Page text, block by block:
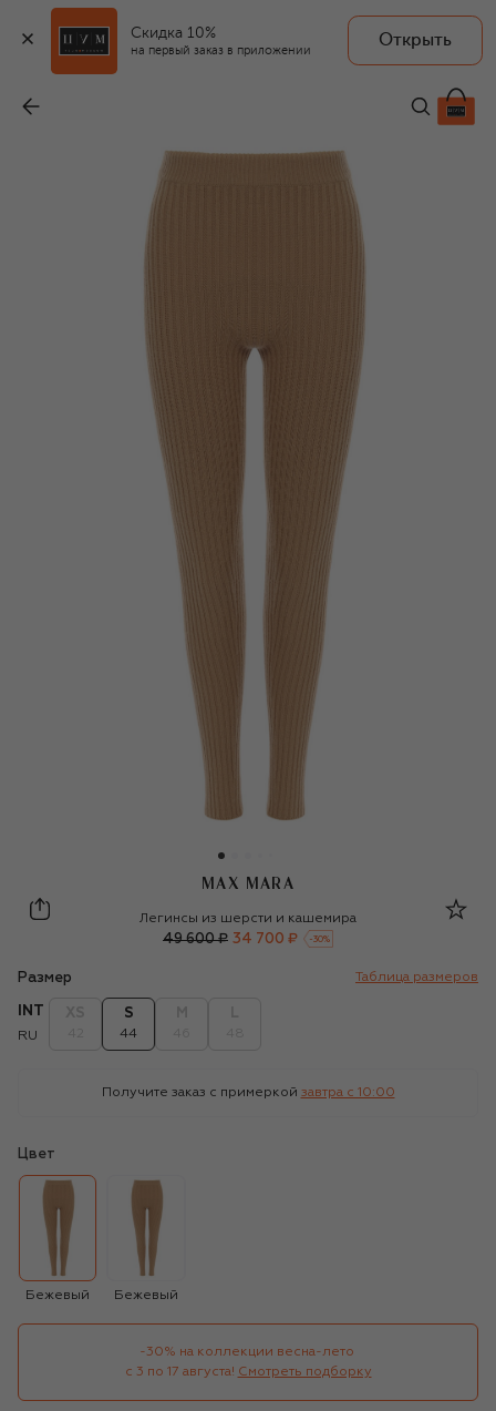
Скидка 10%
на первый заказ в приложении
Открыть
MAX MARA
34 700 ₽
MAX MARA
Max Mara
Легинсы из шерсти и кашемира
49 600 ₽ 34 700 ₽ -30%
Размер Таблица размеров
INT
RU
S
44
Получите заказ с примеркой завтра c 10:00
Цвет
Бежевый Бежевый
-30% на коллекции весна-лето
с 3 по 17 августа! Смотреть подборку